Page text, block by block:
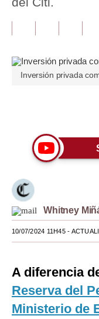
Finanzas Personales
Plus G
Pregunta de hoy
Tendencias
Lujo
Viajes
Mundo
Inversión privada
Whitney
10/07/2024 11H45-
A diferencia
Reserva del
Ministerio de